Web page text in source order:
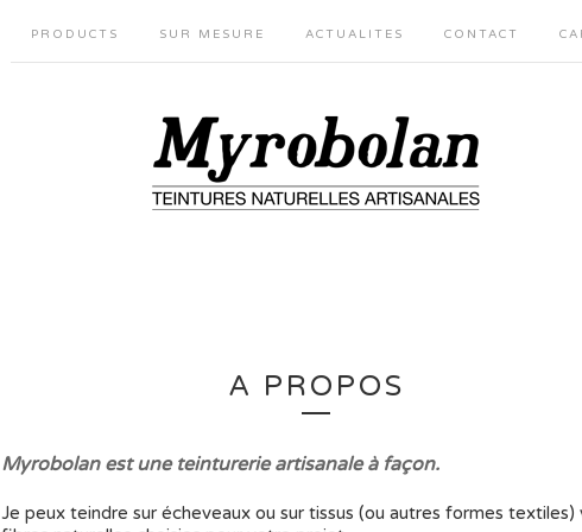
PRODUCTS SUR MESURE ACTUALITES CONTACT
A PROPOS
Myrobolan est une teinturerie artisanale à façon.
Je peux teindre sur écheveaux ou sur tissus (ou autres formes textiles)